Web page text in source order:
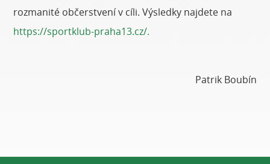
rozmanité občerstvení v cíli. Výsledky najdete na
https://sportklub-praha13.cz/.
Patrik Boubín